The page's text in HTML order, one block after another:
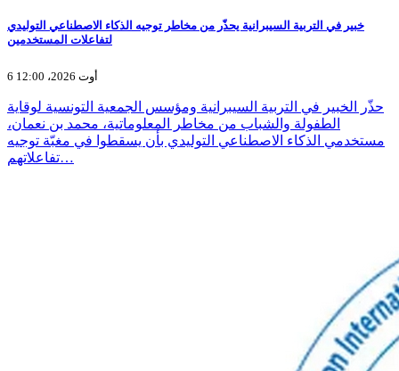
خبير في التربية السيبرانية يحذّر من مخاطر توجيه الذكاء الاصطناعي التوليدي
لتفاعلات المستخدمين
6 أوت 2026، 12:00
حذّر الخبير في التربية السيبرانية ومؤسس الجمعية التونسية لوقاية
الطفولة والشباب من مخاطر المعلوماتية، محمد بن نعمان،
مستخدمي الذكاء الاصطناعي التوليدي بأن يسقطوا في مغبّة توجيه
تفاعلاتهم…